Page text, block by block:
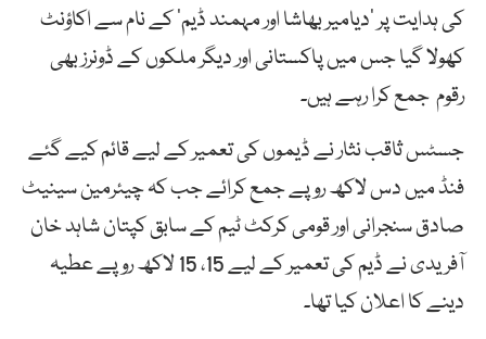
کی ہدایت پر ’دیامیر بھاشا اور مہمند ڈیم‘ کے نام سے اکاؤنٹ
کھولا گیا جس میں پاکستانی اور دیگر ملکوں کے ڈونرز بھی
رقوم جمع کرا رہے ہیں۔
جسٹس ثاقب نثار نے ڈیموں کی تعمیر کے لیے قائم کیے گئے
فنڈ میں دس لاکھ روپے جمع کرائے جب کہ چیئرمین سینیٹ
صادق سنجرانی اور قومی کرکٹ ٹیم کے سابق کپتان شاہد خان
آفریدی نے ڈیم کی تعمیر کے لیے 15، 15 لاکھ روپے عطیہ
دینے کا اعلان کیا تھا۔